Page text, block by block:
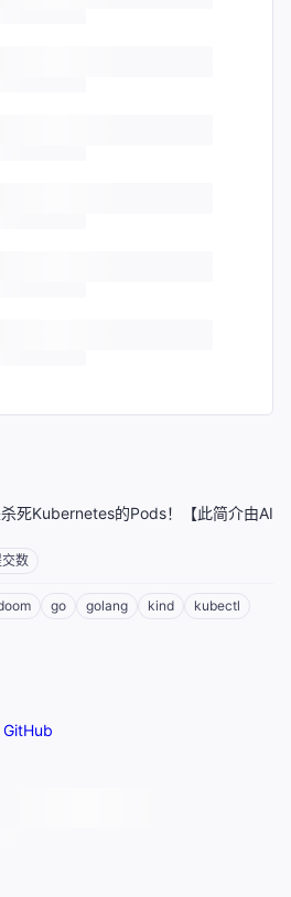
死Kubernetes的Pods！【此简介由AI
数
go golang kind
kubectl